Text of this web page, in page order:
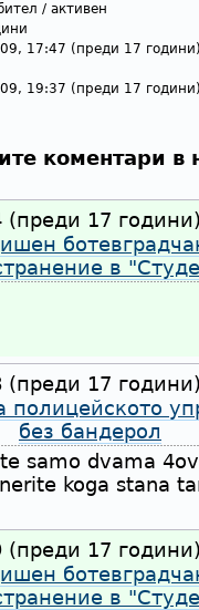
/ активен
17:47 (преди 17
19:37 (преди 17
коментари в
(преди 17
в
(преди 17
без бандерол
samo dvama
koga stana
(преди 17
в